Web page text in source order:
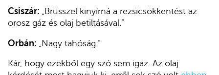
Csiszár: „Brüsszel kinyírná a rezsicsökkentést az
orosz gáz és olaj betiltásával.”
Orbán: „Nagy tahóság.”
Kár, hogy ezekből egy szó sem igaz. Az olaj